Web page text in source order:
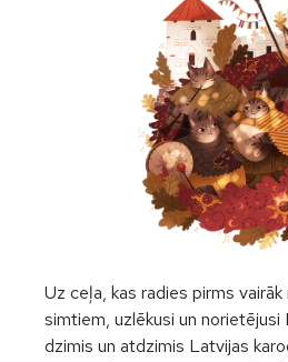
Uz ceļa, kas radies pirms
simtiem, uzlēkusi un norietējusi
dzimis un atdzimis Latvijas